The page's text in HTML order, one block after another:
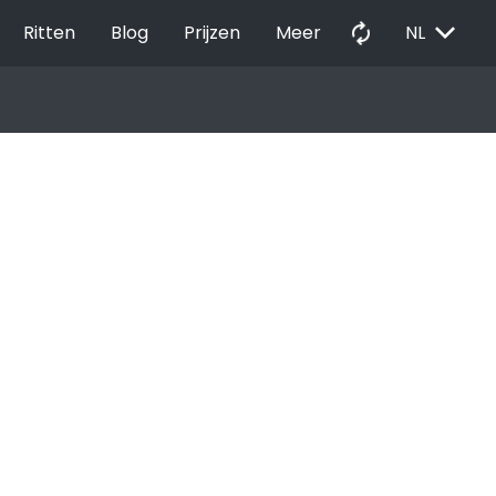
Ritten Blog Prijzen Meer autorenew NL EXPAND_MORE